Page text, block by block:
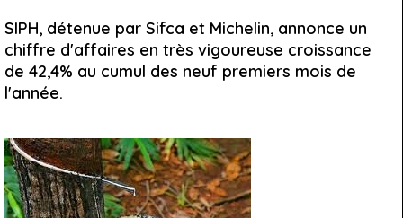
SIPH, détenue par Sifca et Michelin, annonce un
chiffre d'affaires en très vigoureuse croissance
de 42,4% au cumul des neuf premiers mois de
l'année.